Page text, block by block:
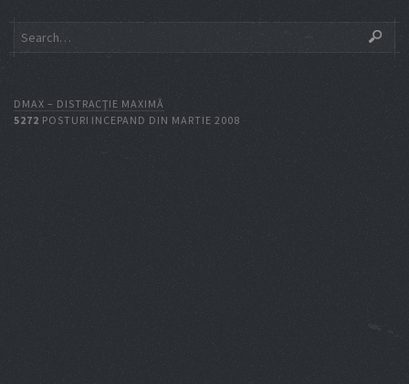
DMAX – DISTRACŢIE MAXIMĂ
5272 POSTURI INCEPAND DIN MARTIE 2008